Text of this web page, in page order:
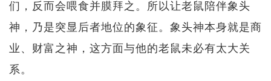
们，反而会喂食并膜拜之。所以让老鼠陪伴象头
神，乃是突显后者地位的象征。象头神本身就是商
业、财富之神，这方面与他的老鼠未必有太大关
系。